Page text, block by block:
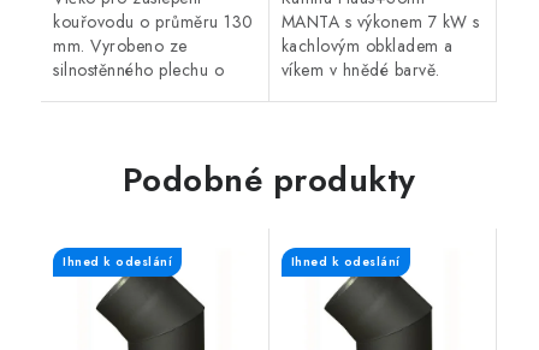
kouřovodu o průměru 130
mm. Vyrobeno ze
silnostěnného plechu o
MANTA s výkonem 7 kW s
kachlovým obkladem a
víkem v hnědé barvě.
Podobné produkty
Ihned k odeslání Ihned k odeslání